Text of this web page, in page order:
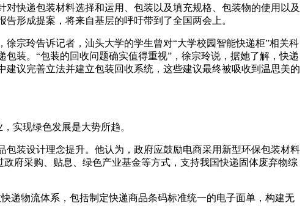
快递包装材料选择和运用、包装以及填充规格、包装物的使用以及
形成提案，将来自基层的呼吁带到了全国两会上。
宗玲告诉记者，汕头大学的学生曾对“大学校园智能快递柜”相关科
装。“包装的回收问题确实值得重视”，徐宗玲说，据她了解，快递
议完善立法并建立包装回收系统，这些建议最终被吸收到温思美的
实现绿色发展是大势所趋。
装设计理念提升。他认为，政府应鼓励电商采用新型环保包装材料
府采购、贴息、绿色产业基金等方式，支持我国快递固体废弃物综
递物流体系，包括制定快递商品条码标准统一的电子面单，构建无